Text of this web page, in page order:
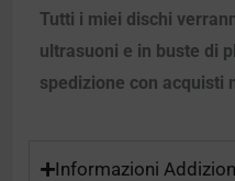
Tutti i miei dischi
ultrasuoni e in buste di
spedizione con acquisti
Informazioni